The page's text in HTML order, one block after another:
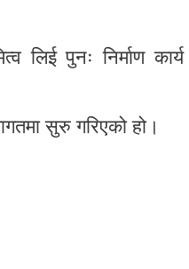
लिई पुनः निर्माण
सुरु गरिएको हो।